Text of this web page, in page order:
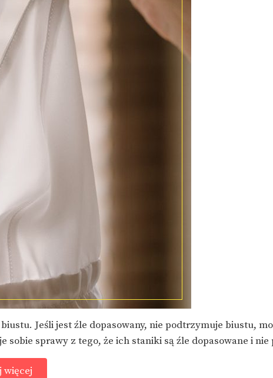
Jeśli jest źle dopasowany, nie podtrzymuje biustu,
sobie sprawy z tego, że ich staniki są źle dopasowane i nie
więcej